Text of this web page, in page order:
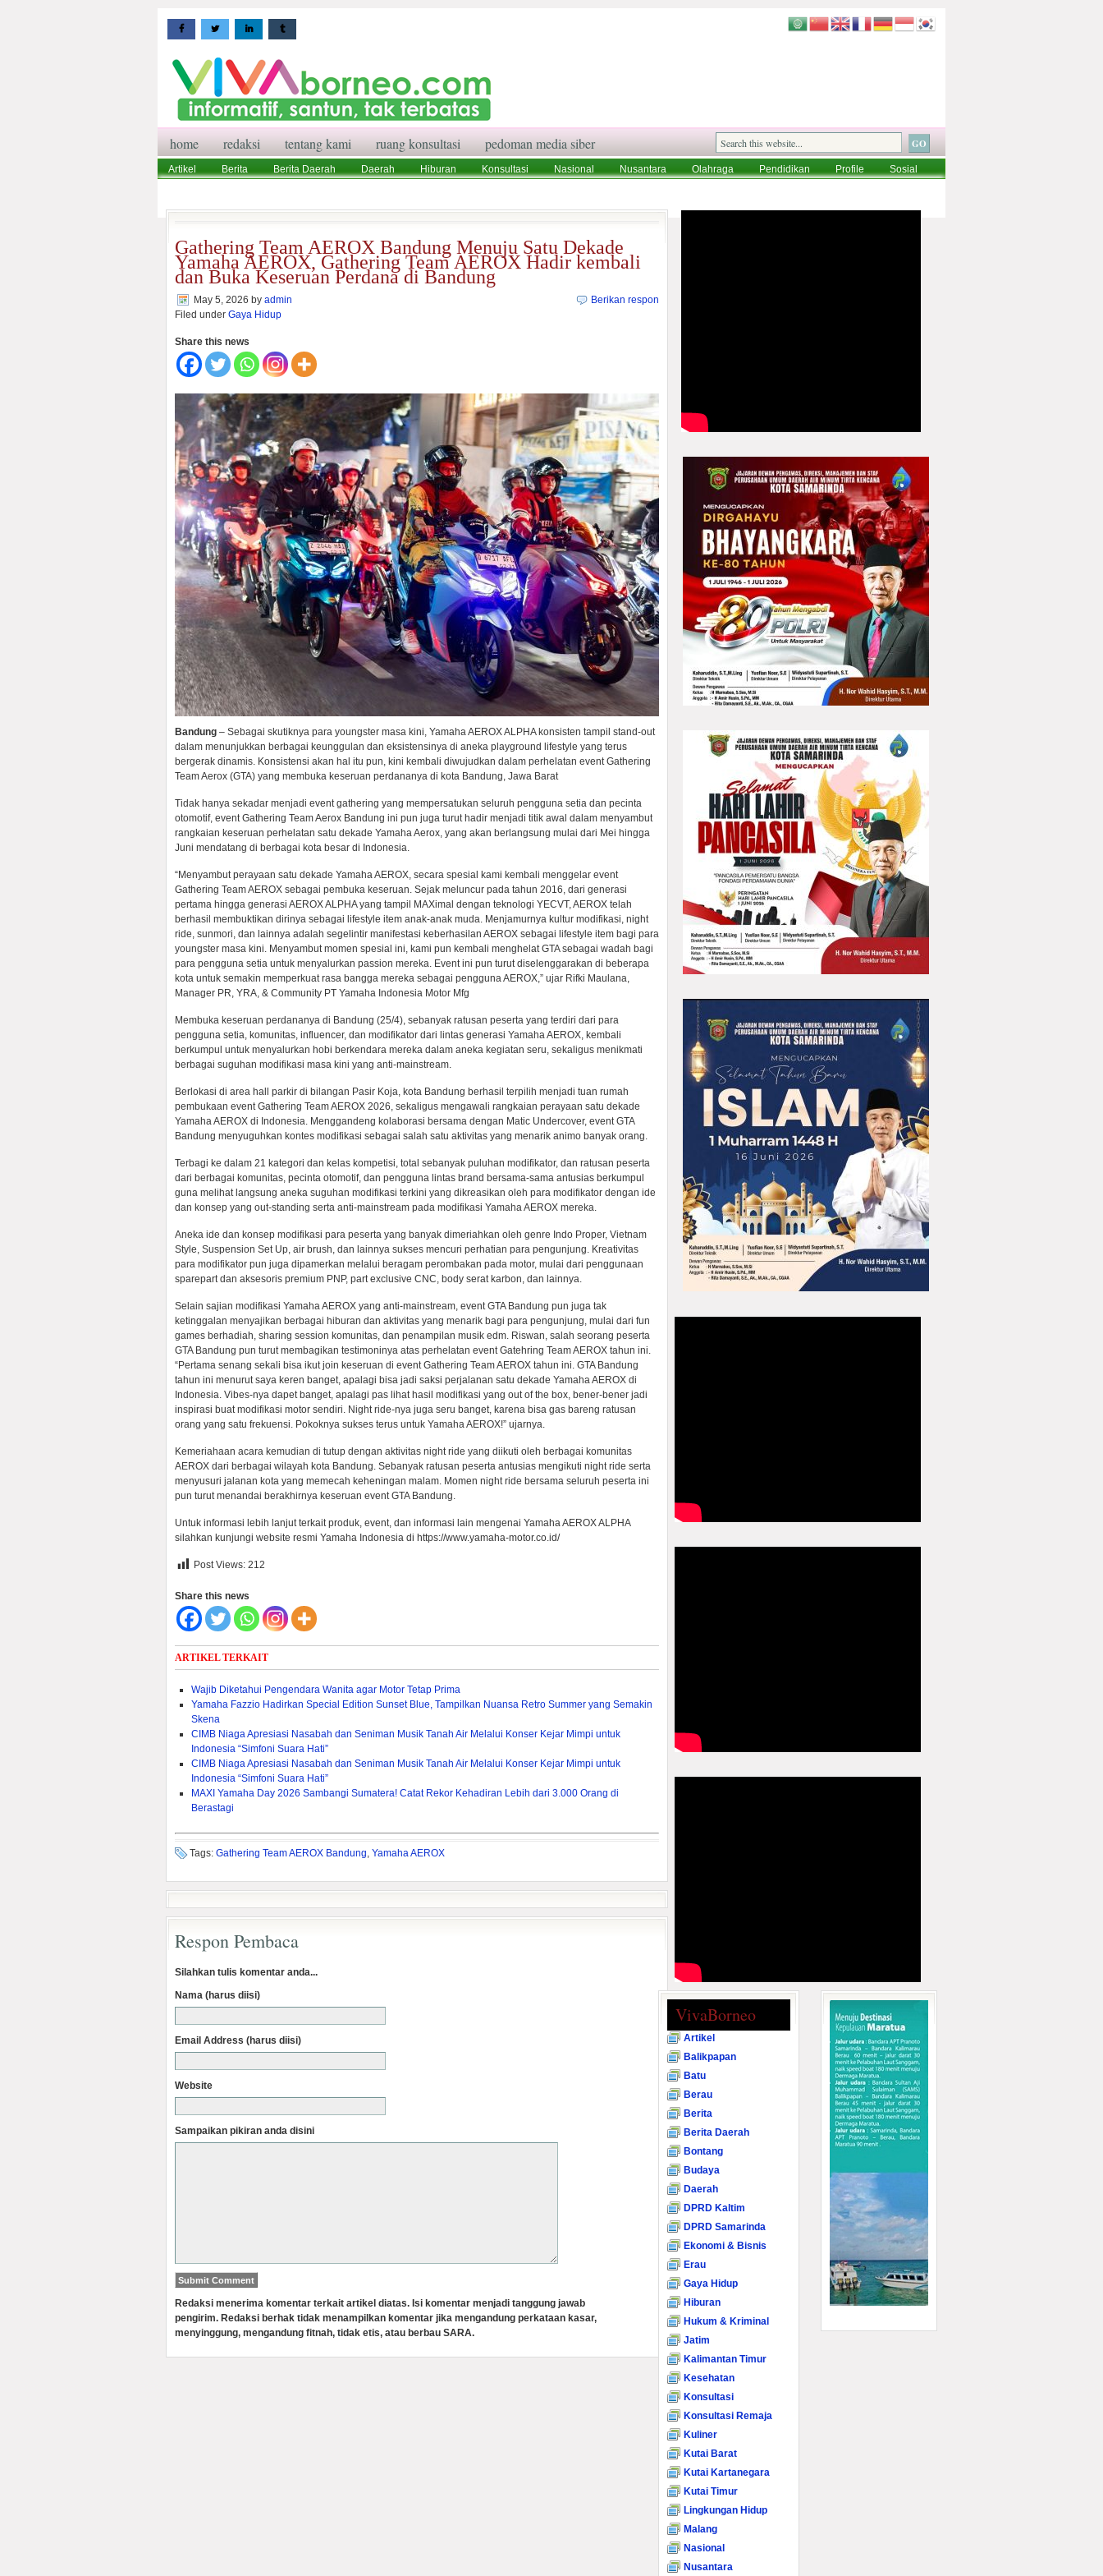
home redaksi tentang kami ruang konsultasi pedoman media siber
Artikel Berita Berita Daerah Daerah Hiburan Konsultasi Nasional Nusantara Olahraga Pendidikan Profile
Sosial
Gathering Team AEROX Bandung Menuju Satu Dekade
Yamaha AEROX, Gathering Team AEROX Hadir kembali
dan Buka Keseruan Perdana di Bandung
May 5, 2026 by admin
Filed under Gaya Hidup
Berikan respon
Share this news
Bandung – Sebagai skutiknya para youngster masa kini, Yamaha AEROX ALPHA konsisten tampil stand-out
dalam menunjukkan berbagai keunggulan dan eksistensinya di aneka playground lifestyle yang terus
bergerak dinamis. Konsistensi akan hal itu pun, kini kembali diwujudkan dalam perhelatan event Gathering
Team Aerox (GTA) yang membuka keseruan perdananya di kota Bandung, Jawa Barat
Tidak hanya sekadar menjadi event gathering yang mempersatukan seluruh pengguna setia dan pecinta
otomotif, event Gathering Team Aerox Bandung ini pun juga turut hadir menjadi titik awal dalam menyambut
rangkaian keseruan perhelatan satu dekade Yamaha Aerox, yang akan berlangsung mulai dari Mei hingga
Juni mendatang di berbagai kota besar di Indonesia.
“Menyambut perayaan satu dekade Yamaha AEROX, secara spesial kami kembali menggelar event
Gathering Team AEROX sebagai pembuka keseruan. Sejak meluncur pada tahun 2016, dari generasi
pertama hingga generasi AEROX ALPHA yang tampil MAXimal dengan teknologi YECVT, AEROX telah
berhasil membuktikan dirinya sebagai lifestyle item anak-anak muda. Menjamurnya kultur modifikasi, night
ride, sunmori, dan lainnya adalah segelintir manifestasi keberhasilan AEROX sebagai lifestyle item bagi para
youngster masa kini. Menyambut momen spesial ini, kami pun kembali menghelat GTA sebagai wadah bagi
para pengguna setia untuk menyalurkan passion mereka. Event ini pun turut diselenggarakan di beberapa
kota untuk semakin memperkuat rasa bangga mereka sebagai pengguna AEROX,” ujar Rifki Maulana,
Manager PR, YRA, & Community PT Yamaha Indonesia Motor Mfg
Membuka keseruan perdananya di Bandung (25/4), sebanyak ratusan peserta yang terdiri dari para
pengguna setia, komunitas, influencer, dan modifikator dari lintas generasi Yamaha AEROX, kembali
berkumpul untuk menyalurkan hobi berkendara mereka dalam aneka kegiatan seru, sekaligus menikmati
berbagai suguhan modifikasi masa kini yang anti-mainstream.
Berlokasi di area hall parkir di bilangan Pasir Koja, kota Bandung berhasil terpilih menjadi tuan rumah
pembukaan event Gathering Team AEROX 2026, sekaligus mengawali rangkaian perayaan satu dekade
Yamaha AEROX di Indonesia. Menggandeng kolaborasi bersama dengan Matic Undercover, event GTA
Bandung menyuguhkan kontes modifikasi sebagai salah satu aktivitas yang menarik animo banyak orang.
Terbagi ke dalam 21 kategori dan kelas kompetisi, total sebanyak puluhan modifikator, dan ratusan peserta
dari berbagai komunitas, pecinta otomotif, dan pengguna lintas brand bersama-sama antusias berkumpul
guna melihat langsung aneka suguhan modifikasi terkini yang dikreasikan oleh para modifikator dengan ide
dan konsep yang out-standing serta anti-mainstream pada modifikasi Yamaha AEROX mereka.
Aneka ide dan konsep modifikasi para peserta yang banyak dimeriahkan oleh genre Indo Proper, Vietnam
Style, Suspension Set Up, air brush, dan lainnya sukses mencuri perhatian para pengunjung. Kreativitas
para modifikator pun juga dipamerkan melalui beragam perombakan pada motor, mulai dari penggunaan
sparepart dan aksesoris premium PNP, part exclusive CNC, body serat karbon, dan lainnya.
Selain sajian modifikasi Yamaha AEROX yang anti-mainstream, event GTA Bandung pun juga tak
ketinggalan menyajikan berbagai hiburan dan aktivitas yang menarik bagi para pengunjung, mulai dari fun
games berhadiah, sharing session komunitas, dan penampilan musik edm. Riswan, salah seorang peserta
GTA Bandung pun turut membagikan testimoninya atas perhelatan event Gatehring Team AEROX tahun ini.
“Pertama senang sekali bisa ikut join keseruan di event Gathering Team AEROX tahun ini. GTA Bandung
tahun ini menurut saya keren banget, apalagi bisa jadi saksi perjalanan satu dekade Yamaha AEROX di
Indonesia. Vibes-nya dapet banget, apalagi pas lihat hasil modifikasi yang out of the box, bener-bener jadi
inspirasi buat modifikasi motor sendiri. Night ride-nya juga seru banget, karena bisa gas bareng ratusan
orang yang satu frekuensi. Pokoknya sukses terus untuk Yamaha AEROX!” ujarnya.
Kemeriahaan acara kemudian di tutup dengan aktivitas night ride yang diikuti oleh berbagai komunitas
AEROX dari berbagai wilayah kota Bandung. Sebanyak ratusan peserta antusias mengikuti night ride serta
menyusuri jalanan kota yang memecah keheningan malam. Momen night ride bersama seluruh peserta ini
pun turut menandai berakhirnya keseruan event GTA Bandung.
Untuk informasi lebih lanjut terkait produk, event, dan informasi lain mengenai Yamaha AEROX ALPHA
silahkan kunjungi website resmi Yamaha Indonesia di https://www.yamaha-motor.co.id/
Post Views: 212
Share this news
ARTIKEL TERKAIT
Wajib Diketahui Pengendara Wanita agar Motor Tetap Prima
Yamaha Fazzio Hadirkan Special Edition Sunset Blue, Tampilkan Nuansa Retro Summer yang Semakin
Skena
CIMB Niaga Apresiasi Nasabah dan Seniman Musik Tanah Air Melalui Konser Kejar Mimpi untuk
Indonesia “Simfoni Suara Hati”
CIMB Niaga Apresiasi Nasabah dan Seniman Musik Tanah Air Melalui Konser Kejar Mimpi untuk
Indonesia “Simfoni Suara Hati”
MAXI Yamaha Day 2026 Sambangi Sumatera! Catat Rekor Kehadiran Lebih dari 3.000 Orang di
Berastagi
Tags: Gathering Team AEROX Bandung, Yamaha AEROX
Respon Pembaca
Silahkan tulis komentar anda...
Nama (harus diisi)
Email Address (harus diisi)
Website
Sampaikan pikiran anda disini
Redaksi menerima komentar terkait artikel diatas. Isi komentar menjadi tanggung jawab
pengirim. Redaksi berhak tidak menampilkan komentar jika mengandung perkataan kasar,
menyinggung, mengandung fitnah, tidak etis, atau berbau SARA.
VivaBorneo
Artikel
Balikpapan
Batu
Berau
Berita
Berita Daerah
Bontang
Budaya
Daerah
DPRD Kaltim
DPRD Samarinda
Ekonomi & Bisnis
Erau
Gaya Hidup
Hiburan
Hukum & Kriminal
Jatim
Kalimantan Timur
Kesehatan
Konsultasi
Konsultasi Remaja
Kuliner
Kutai Barat
Kutai Kartanegara
Kutai Timur
Lingkungan Hidup
Malang
Nasional
Nusantara